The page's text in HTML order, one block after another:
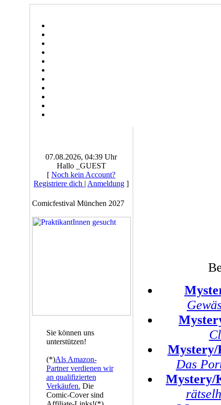
07.08.2026, 04:39 Uhr
Hallo _GUEST
[ Noch kein Account?
Registriere dich | Anmeldung ]
Comicfestival München 2027
Sie können uns
unterstützen!
(*)Als Amazon-
Partner verdienen wir
an qualifizierten
Verkäufen. Die
Comic-Cover sind
Das
Mystery/